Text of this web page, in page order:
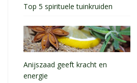
Top 5 spirituele tuinkruiden
Anijszaad geeft kracht en
energie